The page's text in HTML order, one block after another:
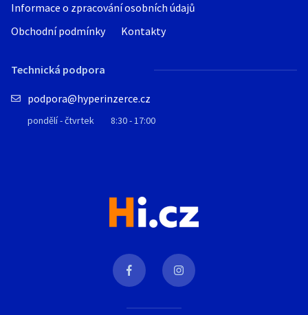
Informace o zpracování osobních údajů
Obchodní podmínky
Kontakty
Technická podpora
podpora@hyperinzerce.cz
pondělí - čtvrtek 8:30 - 17:00